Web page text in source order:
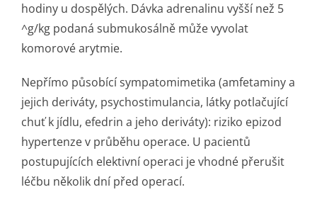
hodiny u dospělých. Dávka adrenalinu vyšší než 5
^g/kg podaná submukosálně může vyvolat
komorové arytmie.
Nepřímo působící sympatomimetika (amfetaminy a
jejich deriváty, psychostimulancia, látky potlačující
chuť k jídlu, efedrin a jeho deriváty): riziko epizod
hypertenze v průběhu operace. U pacientů
postupujících elektivní operaci je vhodné přerušit
léčbu několik dní před operací.